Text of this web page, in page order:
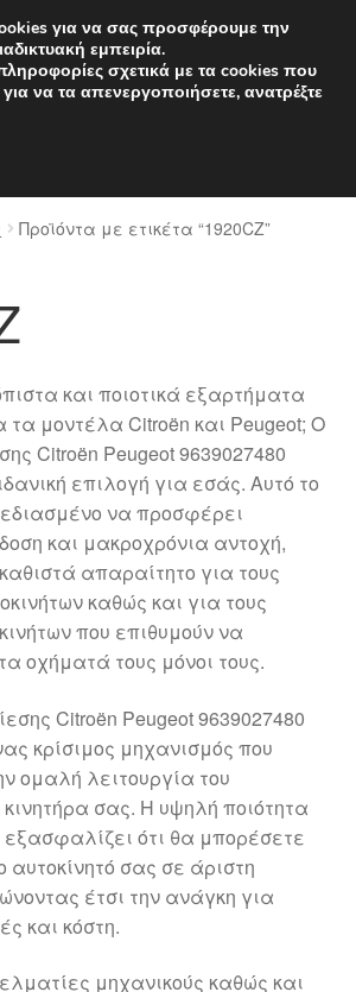
ΑΠΟΣΤΟΛΗ από 7 EUR
9 π.μ. - 4 μ.μ.
Προϊόντα με ετικέτα “1920CZ”
και ποιοτικά εξαρτήματα
τα μοντέλα Citroën και Peugeot; Ο
Citroën Peugeot 9639027480
επιλογή για εσάς. Αυτό το
να προσφέρει
και μακροχρόνια αντοχή,
απαραίτητο για τους
καθώς και για τους
που επιθυμούν να
οχήματά τους μόνοι τους.
Citroën Peugeot 9639027480
κρίσιμος μηχανισμός που
ομαλή λειτουργία του
σας. Η υψηλή ποιότητα
εξασφαλίζει ότι θα μπορέσετε
αυτοκίνητό σας σε άριστη
έτσι την ανάγκη για
και κόστη.
μηχανικούς καθώς και
για να σας προσφέρουμε την
εμπειρία.
σχετικά με τα cookies που
να τα απενεργοποιήσετε, ανατρέξτε